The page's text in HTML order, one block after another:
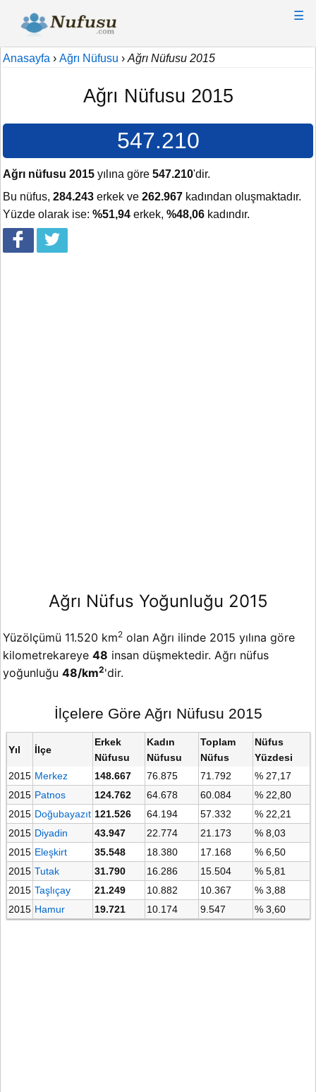
☰
Anasayfa › Ağrı Nüfusu › Ağrı Nüfusu 2015
Ağrı Nüfusu 2015
547.210
Ağrı nüfusu 2015 yılına göre 547.210'dir.
Bu nüfus, 284.243 erkek ve 262.967 kadından oluşmaktadır.
Yüzde olarak ise: %51,94 erkek, %48,06 kadındır.
Ağrı Nüfus Yoğunluğu 2015
Yüzölçümü 11.520 km2 olan Ağrı ilinde 2015 yılına göre
kilometrekareye 48 insan düşmektedir. Ağrı nüfus
yoğunluğu 48/km2'dir.
İlçelere Göre Ağrı Nüfusu 2015
Yıl İlçe
Erkek
Nüfusu
Kadın
Nüfusu
Toplam
Nüfus
Nüfus
Yüzdesi
2015 Merkez 148.667 76.875 71.792
% 27,17
2015 Patnos 124.762 64.678 60.084
% 22,80
2015 Doğubayazıt 121.526 64.194 57.332
% 22,21
2015 Diyadin 43.947 22.774 21.173
% 8,03
2015 Eleşkirt 35.548 18.380 17.168
% 6,50
2015 Tutak 31.790 16.286 15.504
% 5,81
2015 Taşlıçay 21.249 10.882 10.367
% 3,88
2015 Hamur 19.721 10.174 9.547 % 3,60